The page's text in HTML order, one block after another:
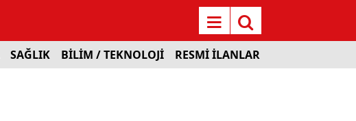
SAĞLIK BİLİM / TEKNOLOJİ RESMİ İLANLAR